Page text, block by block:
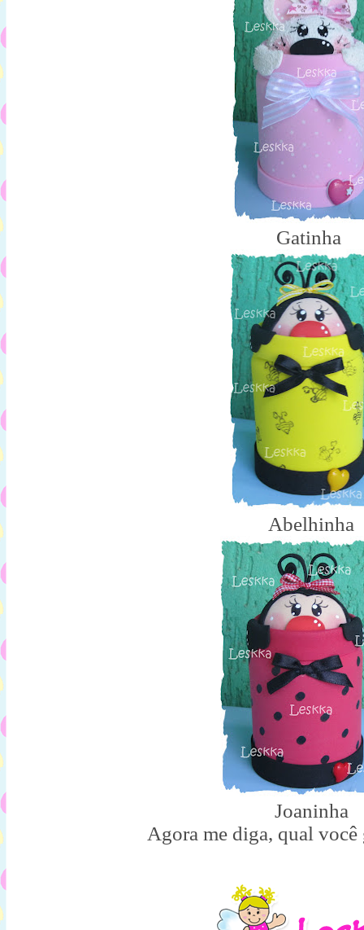
Gatinha
Abelhinha
Joaninha
Agora me diga, qual você